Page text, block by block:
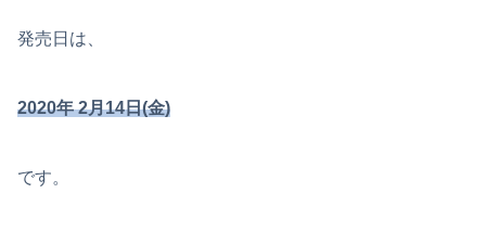
発売日は、
2020年 2月14日(金)
です。